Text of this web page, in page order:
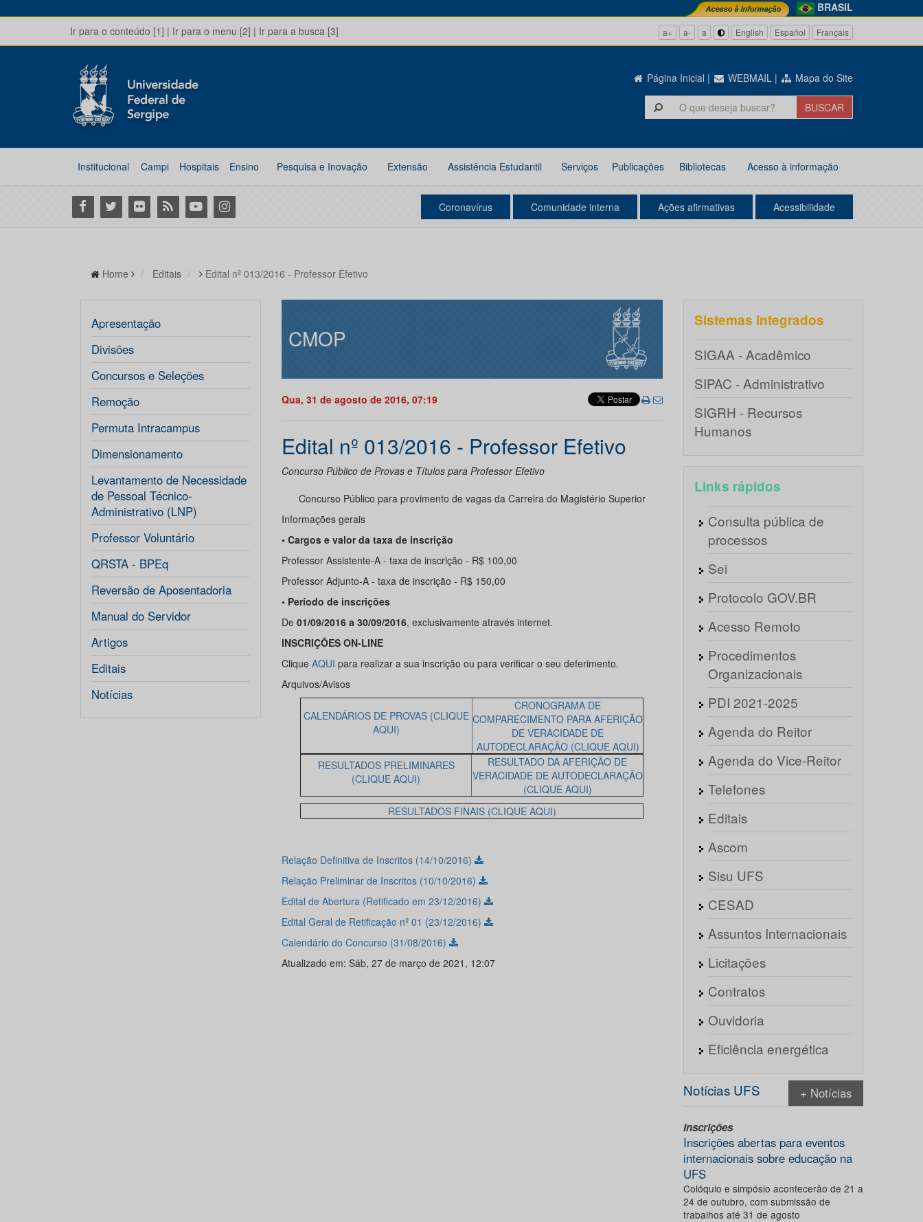
BRASIL
Ir para o conteúdo [1] | Ir para o menu [2] | Ir para a busca [3] a+ a- a English Español Français
Página Inicial | WEBMAIL | Mapa do Site
Institucional Campi Hospitais Ensino Pesquisa e Inovação Extensão Assistência Estudantil Serviços Publicações Bibliotecas Acesso à informação
Facebook
Twitter Flickr RSS YoutubeInstagram Coronavírus Comunidade interna Ações afirmativas Acessibilidade
Home Editais Edital nº 013/2016 - Professor Efetivo
Apresentação
Divisões
Concursos e Seleções
Remoção
Permuta Intracampus
Dimensionamento
Levantamento de Necessidade
de Pessoal Técnico-
Administrativo (LNP)
Professor Voluntário
QRSTA - BPEq
Reversão de Aposentadoria
Manual do Servidor
Artigos
Editais
Notícias
CMOP
Qua, 31 de agosto de 2016, 07:19
Edital nº 013/2016 - Professor Efetivo
Concurso Público de Provas e Títulos para Professor Efetivo
Concurso Público para provimento de vagas da Carreira do Magistério Superior
Informações gerais
• Cargos e valor da taxa de inscrição
Professor Assistente-A - taxa de inscrição - R$ 100,00
Professor Adjunto-A - taxa de inscrição - R$ 150,00
• Período de inscrições
De 01/09/2016 a 30/09/2016, exclusivamente através internet.
INSCRIÇÕES ON-LINE
Clique AQUI para realizar a sua inscrição ou para verificar o seu deferimento.
Arquivos/Avisos
CALENDÁRIOS DE PROVAS (CLIQUE
AQUI)
CRONOGRAMA DE
COMPARECIMENTO PARA AFERIÇÃO
DE VERACIDADE DE
AUTODECLARAÇÃO (CLIQUE AQUI)
RESULTADOS PRELIMINARES
(CLIQUE AQUI)
RESULTADO DA AFERIÇÃO DE
VERACIDADE DE AUTODECLARAÇÃO
(CLIQUE AQUI)
RESULTADOS FINAIS (CLIQUE AQUI)
Relação Definitiva de Inscritos (14/10/2016)
Relação Preliminar de Inscritos (10/10/2016)
Edital de Abertura (Retificado em 23/12/2016)
Edital Geral de Retificação nº 01 (23/12/2016)
Calendário do Concurso (31/08/2016)
Atualizado em: Sáb, 27 de março de 2021, 12:07
Sistemas integrados
SIGAA - Acadêmico
SIPAC - Administrativo
SIGRH - Recursos
Humanos
Links rápidos
Consulta pública de
processos
Sei
Protocolo GOV.BR
Acesso Remoto
Procedimentos
Organizacionais
PDI 2021-2025
Agenda do Reitor
Agenda do Vice-Reitor
Telefones
Editais
Ascom
Sisu UFS
CESAD
Assuntos Internacionais
Licitações
Contratos
Ouvidoria
Eficiência energética
Notícias UFS + Notícias
Inscrições
Inscrições abertas para eventos
internacionais sobre educação na
UFS
Colóquio e simpósio acontecerão de 21 a
24 de outubro, com submissão de
trabalhos até 31 de agosto